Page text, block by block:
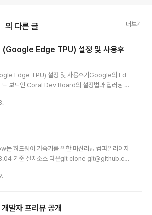
의 다른 글 더보기
Edge TPU) 설정 및 사용후
Edge TPU) 설정 및 사용후기Google의 Ed
보드인 Coral Dev Board의 설정법과 딥러닝 모
linux를 퓨징해야 여타 예제들이 실행 가능
것으로 추후에 퓨징시에 사용한다. (fastboot)2
서플라이: 폰 충전기도 사용 가능하다. 필자는 그
하드웨어 가속기를 위한 머신러닝 컴파일러이자
기준 설치소스 다운git clone git@github.co
다운 git submodule update --init --re
wget \ opencl-headers ..
자 프리뷰 공개